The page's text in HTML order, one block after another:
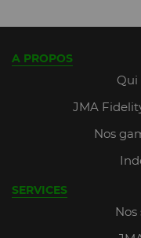
A PROPOS
Qui
JMA
Nos
SERVICES
Nos